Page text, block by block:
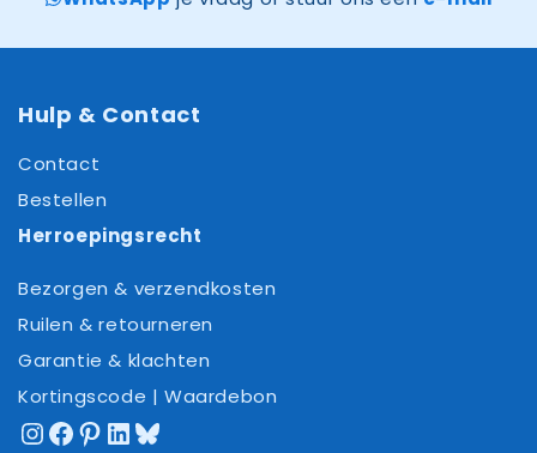
Hulp & Contact
Contact
Bestellen
Herroepingsrecht
Bezorgen & verzendkosten
Ruilen & retourneren
Garantie & klachten
Kortingscode | Waardebon
Instagram
Facebook
Pinterest
LinkedIn
Bluesky